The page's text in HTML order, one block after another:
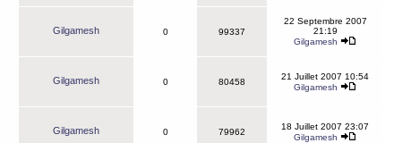
Gilgamesh 0 99337
22 Septembre 2007
21:19
Gilgamesh
Gilgamesh 0 80458
21 Juillet 2007 10:54
Gilgamesh
Gilgamesh 0 79962
18 Juillet 2007 23:07
Gilgamesh